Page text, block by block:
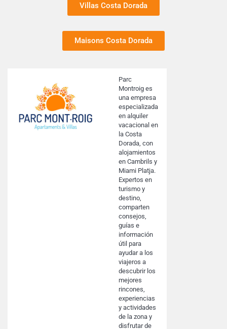
Villas Costa Dorada
Maisons Costa Dorada
Parc
Montroig es
una empresa
especializada
en alquiler
vacacional en
la Costa
Dorada, con
alojamientos
en Cambrils y
Miami Platja.
Expertos en
turismo y
destino,
comparten
consejos,
guías e
información
útil para
ayudar a los
viajeros a
descubrir los
mejores
rincones,
experiencias
y actividades
de la zona y
disfrutar de